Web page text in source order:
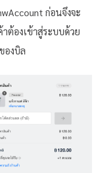
ก่อนจึงจะ
ต้องเข้าสู่ระบบด้วย
องบิล